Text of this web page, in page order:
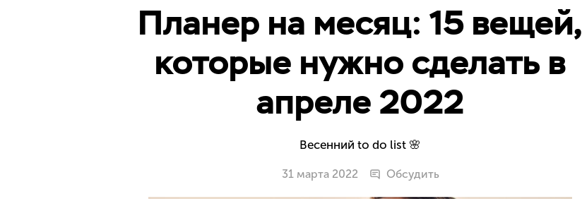
Планер на месяц: 15 вещей,
которые нужно сделать в
апреле 2022
Весенний to do list 🌸
31 марта 2022 Обсудить